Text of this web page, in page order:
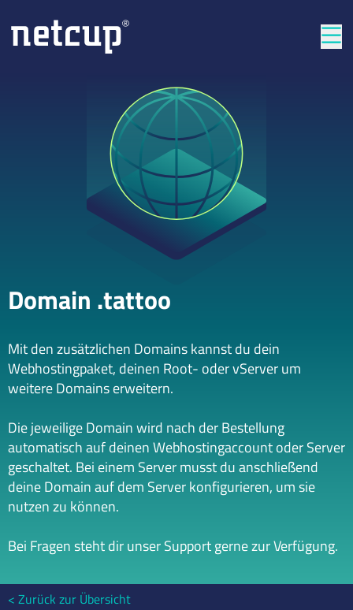
Domain .tattoo
Mit den zusätzlichen Domains kannst du dein
Webhostingpaket, deinen Root- oder vServer um
weitere Domains erweitern.
Die jeweilige Domain wird nach der Bestellung
automatisch auf deinen Webhostingaccount oder Server
geschaltet. Bei einem Server musst du anschließend
deine Domain auf dem Server konfigurieren, um sie
nutzen zu können.
Bei Fragen steht dir unser Support gerne zur Verfügung.
Zurück zur Übersicht